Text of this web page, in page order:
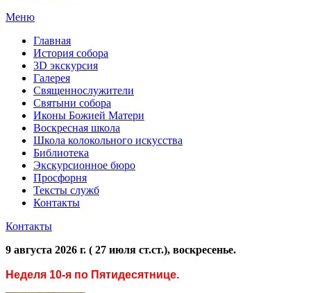
Меню
Главная
История собора
3D экскурсия
Галерея
Священнослужители
Святыни собора
Иконы Божией Матери
Воскресная школа
Школа колокольного искусства
Библиотека
Экскурсионное бюро
Просфорня
Тексты служб
Контакты
Контакты
9 августа 2026 г. ( 27 июля ст.ст.), воскресенье.
Неделя 10-я по Пятидесятнице.